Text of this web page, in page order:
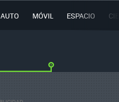
AUTO MÓVIL ESPACIO